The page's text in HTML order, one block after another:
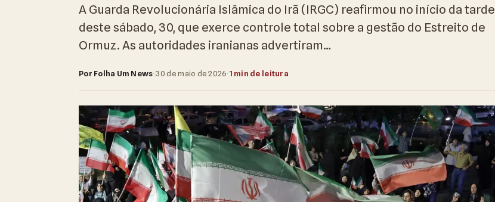
A Guarda Revolucionária Islâmica do Irã (IRGC) reafirmou no início da tarde
deste sábado, 30, que exerce controle total sobre a gestão do Estreito de
Ormuz. As autoridades iranianas advertiram…
Por Folha Um News·30 de maio de 2026·1 min de leitura